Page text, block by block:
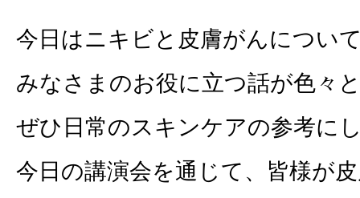
今日はニキビと皮膚がんについ
みなさまのお役に立つ話が色々
ぜひ日常のスキンケアの参考に
今日の講演会を通じて、皆様が